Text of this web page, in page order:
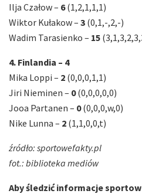
Ilja Czałow – 6(1,2,1,1,1)
Wiktor Kułakow – 3 (0,1,-,2,-)
Wadim Tarasienko – 15
4. Finlandia – 4
Mika Loppi – 2 (0,0,0,1,1)
Jiri Nieminen – 0(0,0,0,0,0)
Jooa Partanen – 0(0,0,0,w,0)
Nike Lunna – 2 (1,1,0,0,t)
źródło: sportowefakty.pl
fot.: biblioteka mediów
Aby śledzić informacje